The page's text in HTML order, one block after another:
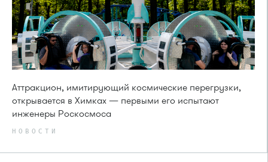
Аттракцион, имитирующий космические перегрузки,
открывается в Химках — первыми его испытают
инженеры Роскосмоса
НОВОСТИ